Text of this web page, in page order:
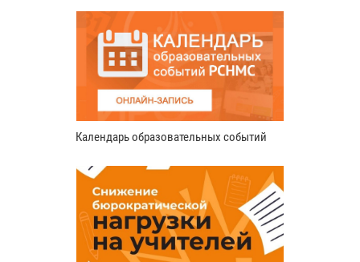
Календарь образовательных событий